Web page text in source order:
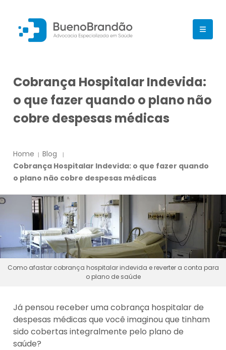
Cobrança Hospitalar Indevida:
o que fazer quando o plano não
cobre despesas médicas
Home
Blog
Cobrança Hospitalar Indevida: o que fazer quando
o plano não cobre despesas médicas
Como afastar cobrança hospitalar indevida e reverter a conta para
o plano de saúde
Já pensou receber uma cobrança hospitalar de
despesas médicas que você imaginou que tinham
sido cobertas integralmente pelo plano de
saúde?